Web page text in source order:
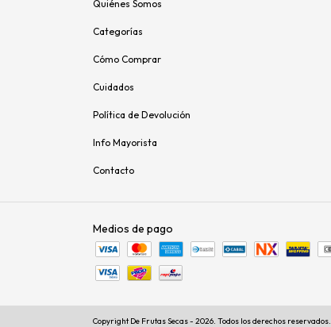
Quiénes Somos
Categorías
Cómo Comprar
Cuidados
Política de Devolución
Info Mayorista
Contacto
Medios de pago
Copyright De Frutas Secas - 2026. Todos los derechos reservados.